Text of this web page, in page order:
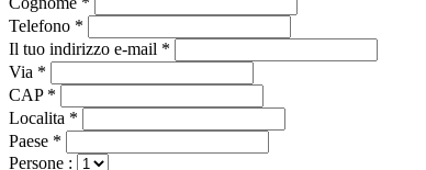
Telefono *
Il tuo indirizzo e-mail *
Via *
CAP *
Localita *
Paese *
Persone :